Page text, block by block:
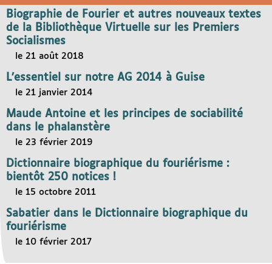
Biographie de Fourier et autres nouveaux textes
de la Bibliothèque Virtuelle sur les Premiers
Socialismes
le 21 août 2018
L’essentiel sur notre AG 2014 à Guise
le 21 janvier 2014
Maude Antoine et les principes de sociabilité
dans le phalanstère
le 23 février 2019
Dictionnaire biographique du fouriérisme :
bientôt 250 notices !
le 15 octobre 2011
Sabatier dans le Dictionnaire biographique du
fouriérisme
le 10 février 2017